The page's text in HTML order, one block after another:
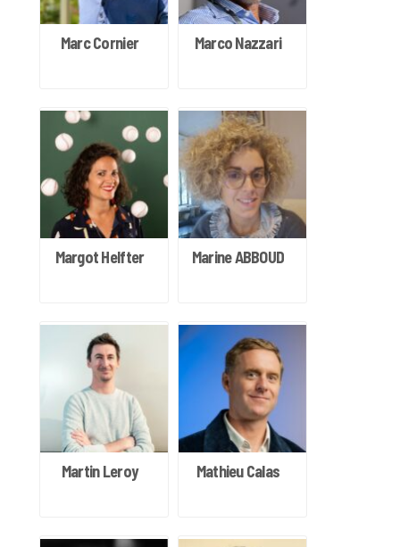
Marc Cornier Marco Nazzari
Margot Helfter Marine ABBOUD
Martin Leroy Mathieu Calas